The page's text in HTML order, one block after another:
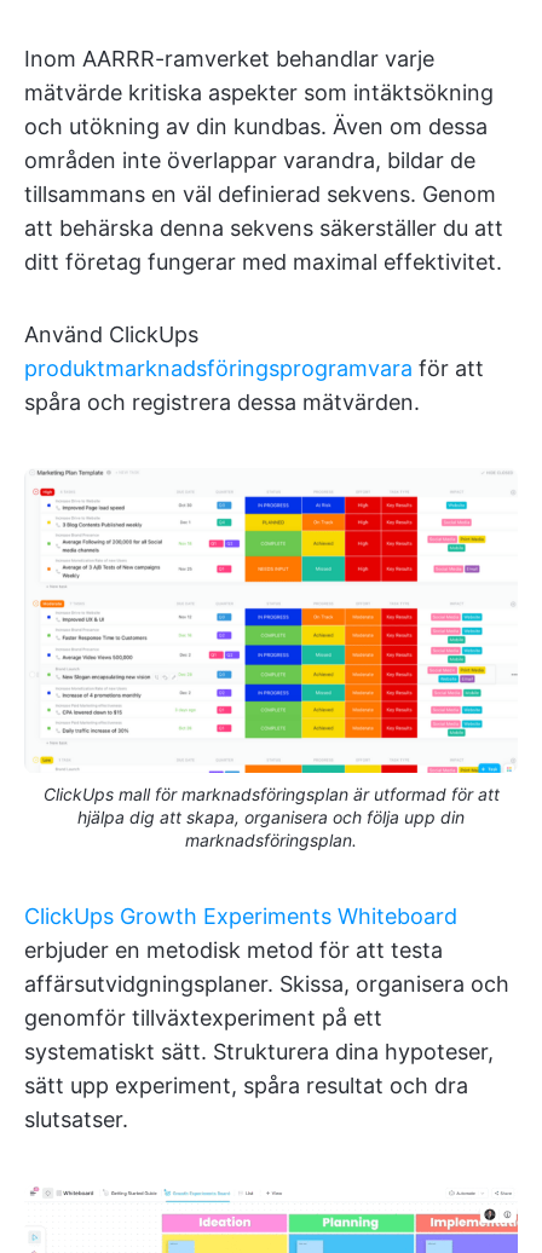
Inom AARRR-ramverket behandlar varje
mätvärde kritiska aspekter som intäktsökning
och utökning av din kundbas. Även om dessa
områden inte överlappar varandra, bildar de
tillsammans en väl definierad sekvens. Genom
att behärska denna sekvens säkerställer du att
ditt företag fungerar med maximal effektivitet.
Använd ClickUps
produktmarknadsföringsprogramvara för att
spåra och registrera dessa mätvärden.
ClickUps mall för marknadsföringsplan är utformad för att
hjälpa dig att skapa, organisera och följa upp din
marknadsföringsplan.
ClickUps Growth Experiments Whiteboard
erbjuder en metodisk metod för att testa
affärsutvidgningsplaner. Skissa, organisera och
genomför tillväxtexperiment på ett
systematiskt sätt. Strukturera dina hypoteser,
sätt upp experiment, spåra resultat och dra
slutsatser.